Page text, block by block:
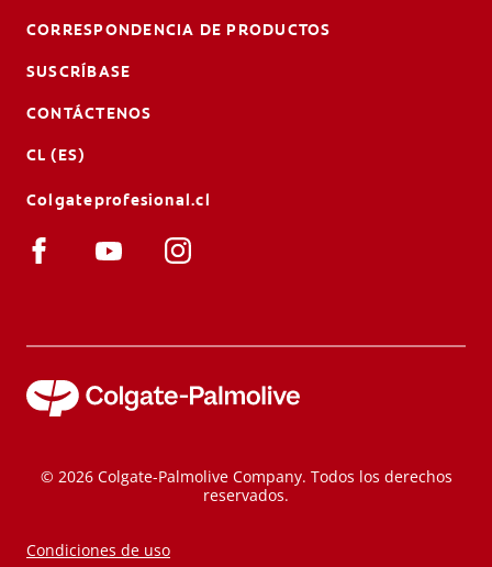
CORRESPONDENCIA DE PRODUCTOS
SUSCRÍBASE
CONTÁCTENOS
CL (ES)
Colgateprofesional.cl
© 2026 Colgate-Palmolive Company. Todos los derechos
reservados.
Condiciones de uso